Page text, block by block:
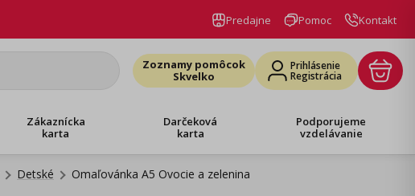
Predajne Pomoc Kontakt
Zoznamy pomôcok
Skvelko
Prihlásenie
Registrácia
Zákaznícka
karta
Darčeková
karta
Podporujeme
vzdelávanie
Detské Omaľovánka A5 Ovocie a zelenina